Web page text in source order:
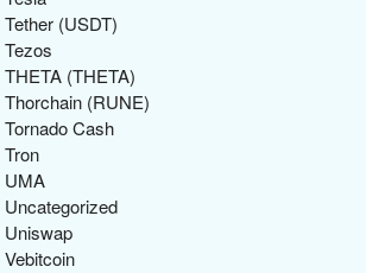
Tether (USDT)
Tezos
THETA (THETA)
Thorchain (RUNE)
Tornado Cash
Tron
UMA
Uncategorized
Uniswap
Vebitcoin